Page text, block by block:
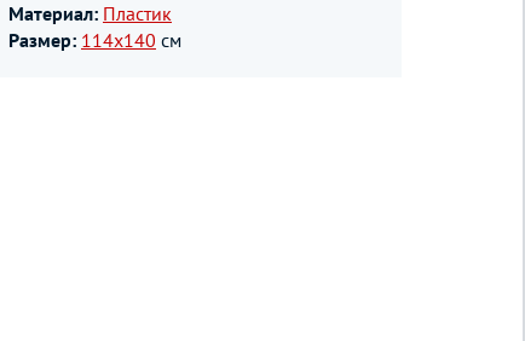
Материал: Пластик
Размер: 114х140 см